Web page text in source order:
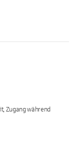
Zugang während